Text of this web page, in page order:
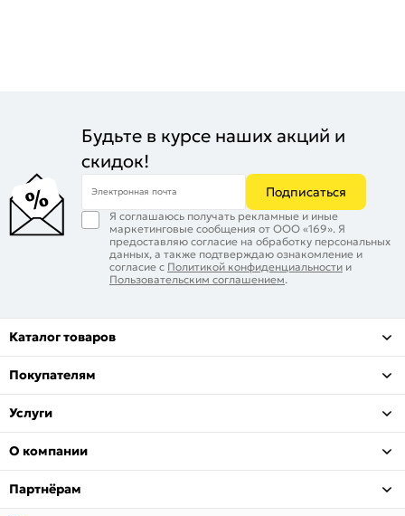
Будьте в курсе наших акций и
скидок!
Электронная почта Подписаться
Я соглашаюсь получать рекламные и иные
маркетинговые сообщения от ООО «169». Я
предоставляю согласие на обработку персональных
данных, а также подтверждаю ознакомление и
согласие с Политикой конфиденциальности и
Пользовательским соглашением.
Каталог товаров
Покупателям
Услуги
О компании
Партнёрам